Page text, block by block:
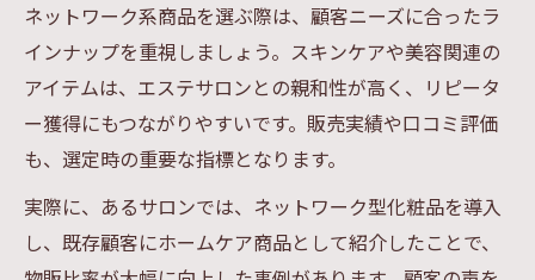
ネットワーク系商品を選ぶ際は、顧客ニーズに合ったラ
インナップを重視しましょう。スキンケアや美容関連の
アイテムは、エステサロンとの親和性が高く、リピータ
ー獲得にもつながりやすいです。販売実績や口コミ評価
も、選定時の重要な指標となります。
実際に、あるサロンでは、ネットワーク型化粧品を導入
し、既存顧客にホームケア商品として紹介したことで、